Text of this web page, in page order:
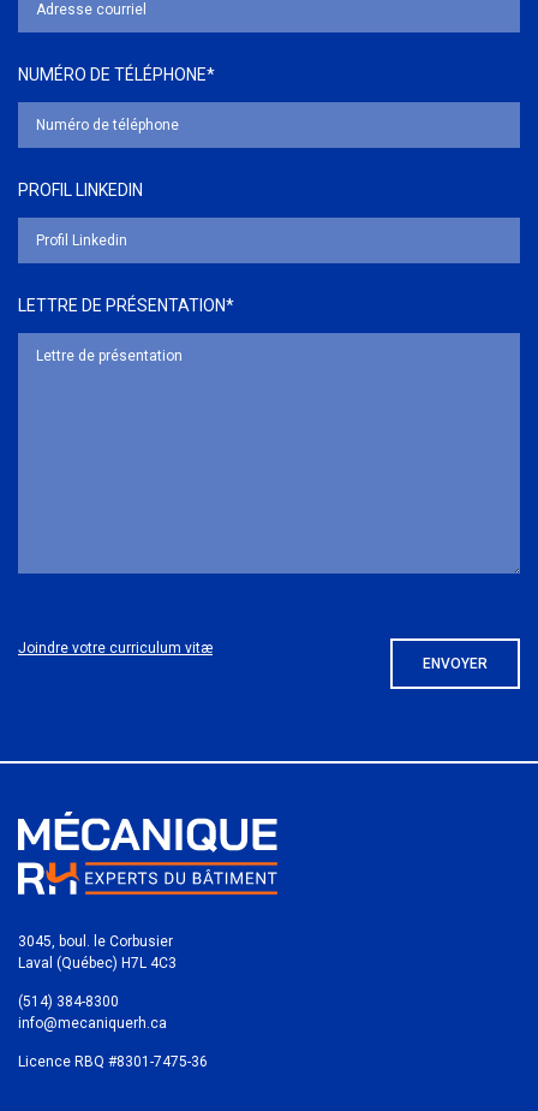
NUMÉRO DE TÉLÉPHONE*
PROFIL LINKEDIN
LETTRE DE PRÉSENTATION*
ENVOYER
3045, boul. le Corbusier
Laval (Québec) H7L 4C3
(514) 384-8300
info@mecaniquerh.ca
Licence RBQ #8301-7475-36